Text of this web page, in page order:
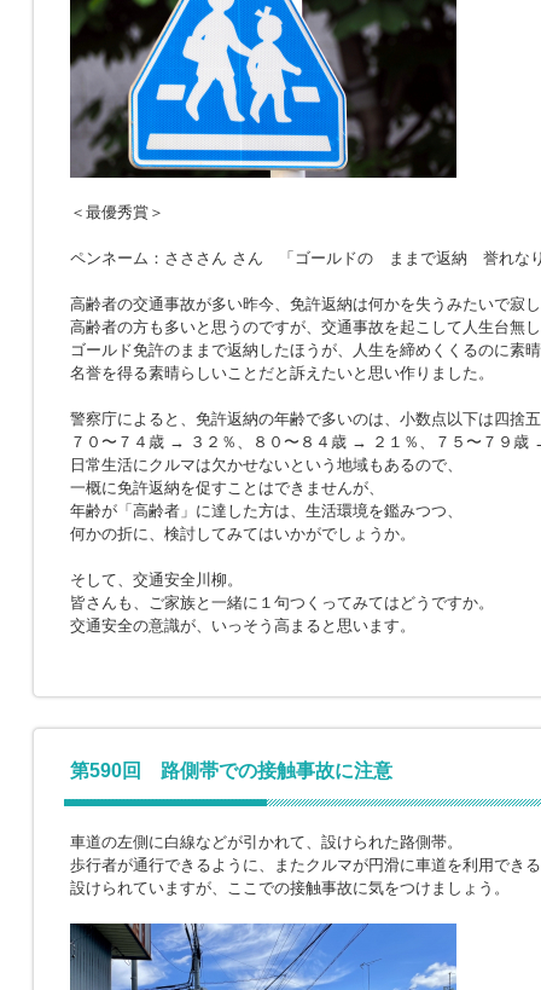
＜最優秀賞＞
ペンネーム：さささん さん 「ゴールドの ままで返納 誉れな
高齢者の交通事故が多い昨今、免許返納は何かを失うみたいで寂
高齢者の方も多いと思うのですが、交通事故を起こして人生台無
ゴールド免許のままで返納したほうが、人生を締めくくるのに素
名誉を得る素晴らしいことだと訴えたいと思い作りました。
警察庁によると、免許返納の年齢で多いのは、小数点以下は四捨
７０〜７４歳 → ３２％、８０〜８４歳 → ２１％、７５〜７９歳
日常生活にクルマは欠かせないという地域もあるので、
一概に免許返納を促すことはできませんが、
年齢が「高齢者」に達した方は、生活環境を鑑みつつ、
何かの折に、検討してみてはいかがでしょうか。
そして、交通安全川柳。
皆さんも、ご家族と一緒に１句つくってみてはどうですか。
交通安全の意識が、いっそう高まると思います。
第590回 路側帯での接触事故に注意
車道の左側に白線などが引かれて、設けられた路側帯。
歩行者が通行できるように、またクルマが円滑に車道を利用でき
設けられていますが、ここでの接触事故に気をつけましょう。